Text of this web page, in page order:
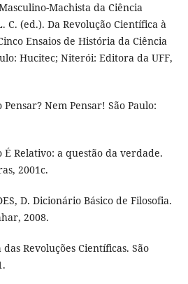
Machista da Ciência
C. (ed.). Da Revolução Científica à
Ensaios de História da Ciência
Hucitec; Niterói: Editora da UFF,
Pensar? Nem Pensar! São Paulo:
É Relativo: a questão da verdade.
2001c.
D. Dicionário Básico de Filosofia.
2008.
Revoluções Científicas. São